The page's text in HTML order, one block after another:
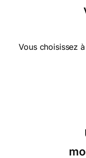
une
Vous choisissez